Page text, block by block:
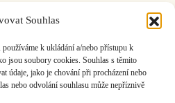
Souhlas
k ukládání a/nebo přístupu k
jsou soubory cookies. Souhlas s těmito
údaje, jako je chování při procházení nebo
nebo odvolání souhlasu může nepříznivě
kompozice Trobairitz
Bandcamp
Mail